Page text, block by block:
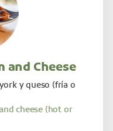
and Cheese
y queso (fría o
cheese (hot or